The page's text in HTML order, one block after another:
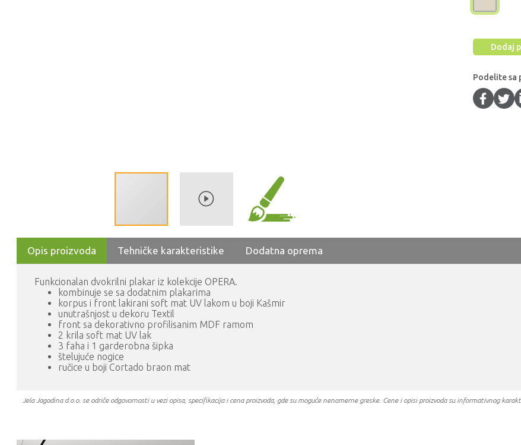
Dodaj
Podelite sa
Opis proizvoda Tehničke karakteristike Dodatna oprema
Funkcionalan dvokrilni plakar iz kolekcije OPERA.
kombinuje se sa dodatnim plakarima
korpus i front lakirani soft mat UV lakom u boji Kašmir
unutrašnjost u dekoru Textil
front sa dekorativno profilisanim MDF ramom
2 krila soft mat UV lak
3 faha i 1 garderobna šipka
štelujuće nogice
ručice u boji Cortado braon mat
Jela Jagodina d.o.o. se odriče odgovornosti u vezi opisa, specifikacija i cena proizvoda, gde su moguće nenamerne greske. Cene i opisi proizvoda su informativnog